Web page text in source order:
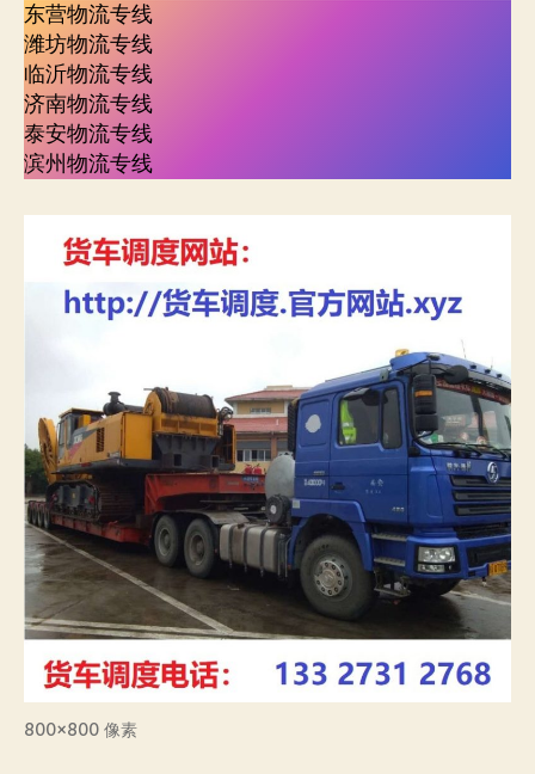
东营物流专线
潍坊物流专线
临沂物流专线
济南物流专线
泰安物流专线
滨州物流专线
800×800 像素